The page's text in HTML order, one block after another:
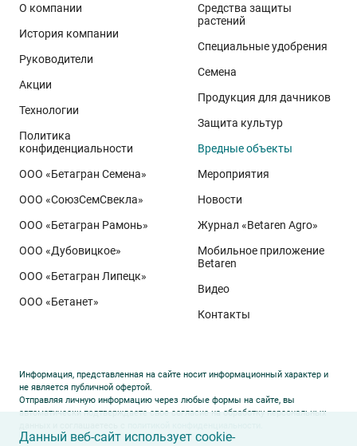
О компании
История компании
Руководители
Акции
Технологии
Политика
конфиденциальности
ООО «Бетагран Семена»
ООО «СоюзСемСвекла»
ООО «Бетагран Рамонь»
ООО «Дубовицкое»
ООО «Бетагран Липецк»
ООО «Бетанет»
Средства защиты
растений
Специальные удобрения
Семена
Продукция для дачников
Защита культур
Вредные объекты
Мероприятия
Новости
Журнал «Betaren Agro»
Мобильное приложение
Betaren
Видео
Контакты
Информация, представленная на сайте носит информационный характер и
не является публичной офертой.
Отправляя личную информацию через любые формы на сайте, вы
автоматически подтверждаете свое согласие на обработку персональных
Данный веб-сайт использует cookie-